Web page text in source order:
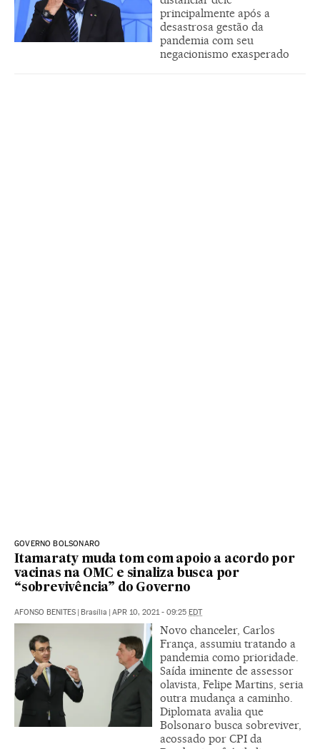
principalmente após a
desastrosa gestão da
pandemia com seu
negacionismo exasperado
GOVERNO BOLSONARO
Itamaraty muda tom com apoio a acordo por
vacinas na OMC e sinaliza busca por
“sobrevivência” do Governo
AFONSO BENITES Brasília APR 10, 2021 - 09:25 EDT
Novo chanceler, Carlos
França, assumiu tratando a
pandemia como prioridade.
Saída iminente de assessor
olavista, Felipe Martins, seria
outra mudança a caminho.
Diplomata avalia que
Bolsonaro busca sobreviver,
acossado por CPI da